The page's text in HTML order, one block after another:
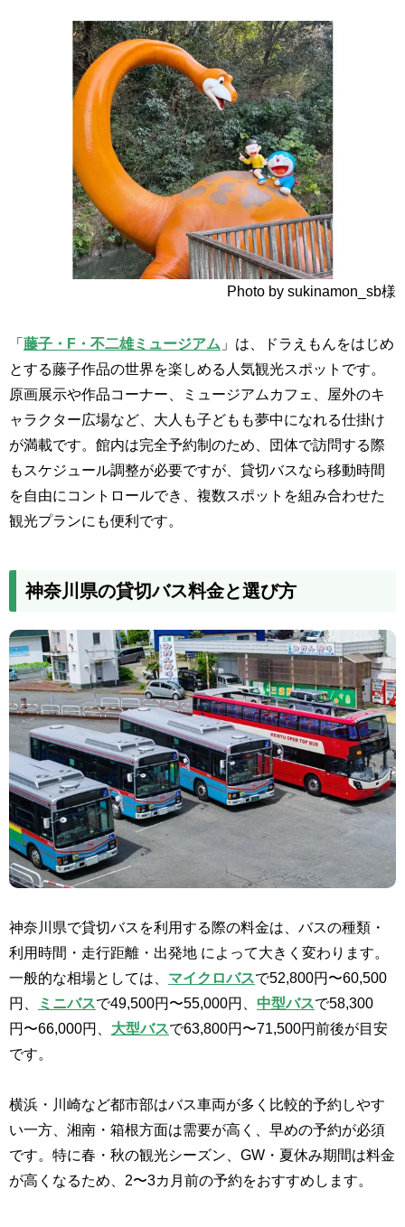
Photo by sukinamon_sb様
「 藤子・F・不二雄ミュージアム 」は、ドラえもんをはじめ
とする藤子作品の世界を楽しめる人気観光スポットです。
原画展示や作品コーナー、ミュージアムカフェ、屋外のキ
ャラクター広場など、大人も子どもも夢中になれる仕掛け
が満載です。館内は完全予約制のため、団体で訪問する際
もスケジュール調整が必要ですが、貸切バスなら移動時間
を自由にコントロールでき、複数スポットを組み合わせた
観光プランにも便利です。
神奈川県の貸切バス料金と選び方
神奈川県で貸切バスを利用する際の料金は、バスの種類・
利用時間・走行距離・出発地 によって大きく変わります。
一般的な相場としては、 マイクロバスで52,800円〜60,500
円、
ミニバスで49,500円〜55,000円、 中型バスで58,300
円〜66,000円、 大型バスで63,800円〜71,500円前後が目安
です。
横浜・川崎など都市部はバス車両が多く比較的予約しやす
い一方、湘南・箱根方面は需要が高く、早めの予約が必須
です。特に春・秋の観光シーズン、GW・夏休み期間は料金
が高くなるため、2〜3カ月前の予約をおすすめします。